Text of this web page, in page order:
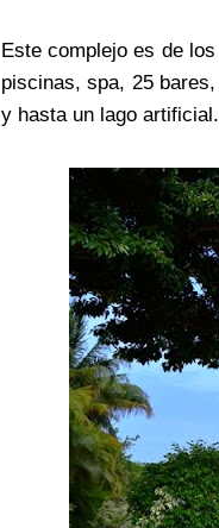
Este complejo es de
piscinas, spa, 25
y hasta un lago artificial.